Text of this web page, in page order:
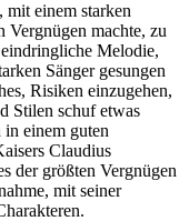
einem starken
machte, zu
Melodie,
Sänger gesungen
Risiken einzugehen,
Stilen schuf etwas
einem guten
Claudius
der größten Vergnügen
mit seiner